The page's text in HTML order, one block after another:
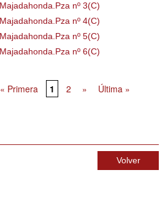
nº 3(C)
nº 4(C)
nº 5(C)
nº 6(C)
« Primera 1 2 » Última »
Volver